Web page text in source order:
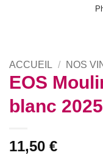
ACCUEIL / NOS
EOS
blanc 2025
11,50 €